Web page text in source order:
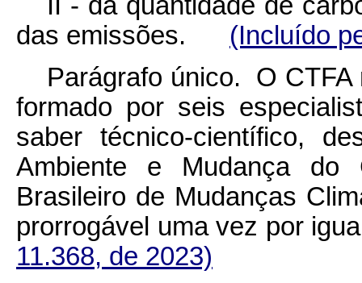
II - da quantidade de
das emissões. (Incluído
Parágrafo único. O
formado por seis
saber técnico-científico,
Ambiente e Mudança do
Brasileiro de Mudanças
prorrogável uma vez por
11.368, de 2023)